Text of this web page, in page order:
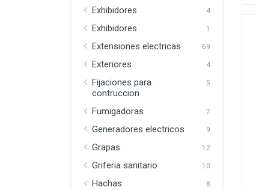
Exhibidores 4
Exhibidores 1
Extensiones electricas 69
Exteriores 4
Fijaciones para
contruccion
5
Fumigadoras 7
Generadores electricos 9
Grapas 12
Griferia sanitario 10
Hachas 8